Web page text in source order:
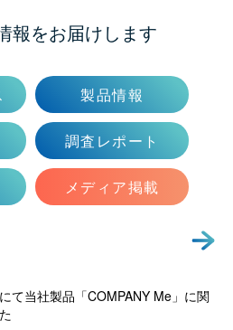
）
お問い合わせ
03-5575-5277
18:30（土日祝日を除く）
報をお届けします
製品情報
調査レポート
メディア掲載
て当社製品「COMPANY Me」に関